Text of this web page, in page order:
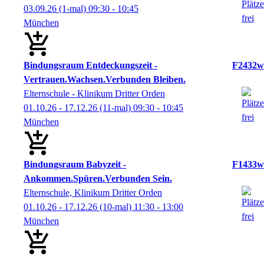
03.09.26 (1-mal) 09:30 - 10:45
München
Bindungsraum Entdeckungszeit -
Vertrauen.Wachsen.Verbunden Bleiben.
F2432w
Elternschule - Klinikum Dritter Orden
01.10.26 - 17.12.26 (11-mal) 09:30 - 10:45
München
Bindungsraum Babyzeit -
Ankommen.Spüren.Verbunden Sein.
F1433w
Elternschule, Klinikum Dritter Orden
01.10.26 - 17.12.26 (10-mal) 11:30 - 13:00
München